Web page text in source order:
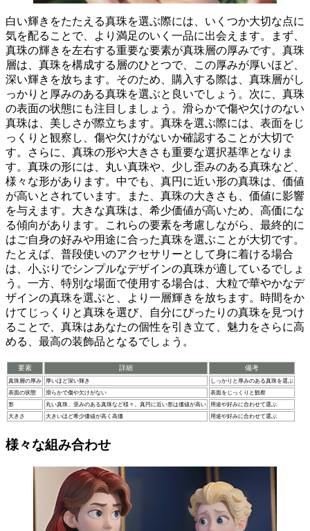
白い輝きをたたえる真珠を選ぶ際には、いくつか大切な点に
気を配ることで、より満足のいく一品に出会えます。
まず、
真珠の輝きを左右する重要な要素が真珠層の厚みです。真珠
層は、真珠を構成する層のひとつで、この厚みが厚いほど、
深い輝きを放ちます。そのため、購入する際は、 真珠層がし
っかりと厚みのある真珠を選ぶと良いでしょう。 次に、 真珠
の表面の状態にも注目しましょう。滑らかで傷や欠けのない
真珠は、美しさが際立ちます。真珠を選ぶ際には、表面をじ
っくりと観察し、傷や欠けがないか確認することが大切で
す。さらに、真珠の形や大きさ も重要な選択基準となりま
す。真珠の形には、丸い真珠や、少し歪みのある真珠など、
様々な形があります。中でも、 真円に近い形の真珠は、価値
が高いとされています。また、 真珠の大きさも、価値に影響
を与えます。大きな真珠は、希少価値が高いため、高価にな
る傾向があります。これらの要素を考慮しながら、最終的に
はご自身の好みや用途に合った真珠を選ぶことが大切です。
たとえば、普段使いのアクセサリーとして身に着ける場合
は、小ぶりでシンプルなデザインの真珠が適しているでしょ
う。一方、特別な場面で使用する場合は、大粒で華やかなデ
ザインの真珠を選ぶと、より一層輝きを放ちます。時間をか
けてじっくりと真珠を選び、
自分にぴったりの真珠を見つけ
る ことで、真珠はあなたの個性を引き立て、魅力をさらに高
める、最高の装飾品となるでしょう。
要素 詳細 備考
真珠層の厚み 厚いほど深い輝き
しっかりと厚みのある真珠を選ぶ
表面の状態
滑らかで傷や欠けがない
表面をじっくりと観察
形
丸い真珠、歪みのある真珠など様々。真円に近い形は価値が高い
用途や好みに合わせて選ぶ
大きさ
大きいほど希少価値が高く高価 用途や好みに合わせて選ぶ
様々な組み合わせ